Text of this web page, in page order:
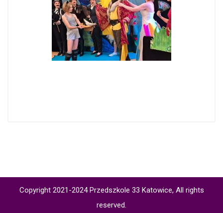
Copyright 2021-2024 Przedszkole 33 Katowice, All rights
reserved.